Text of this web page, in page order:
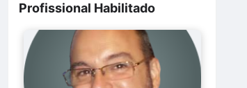
Profissional Habilitado